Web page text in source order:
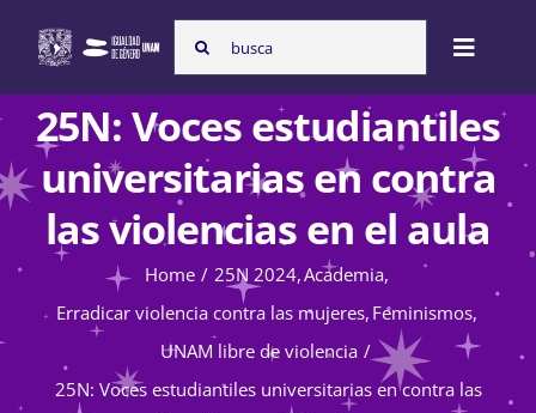
content
Search
for:
Toggle
Inicio
Nosotras
Programas
25N: Voces estudiantiles
universitarias en contra
las violencias en el aula
Home 25N 2024 Academia
Erradicar violencia contra las mujeres Feminismos
UNAM libre de violencia
25N: Voces estudiantiles universitarias en contra las